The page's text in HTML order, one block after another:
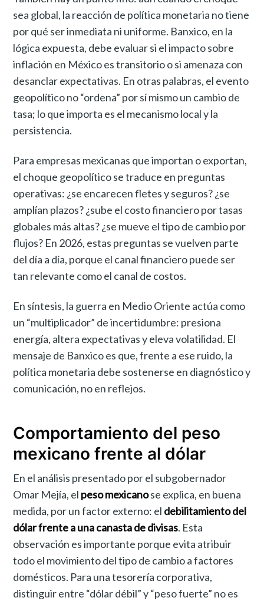
sea global, la reacción de política monetaria no tiene
por qué ser inmediata ni uniforme. Banxico, en la
lógica expuesta, debe evaluar si el impacto sobre
inflación en México es transitorio o si amenaza con
desanclar expectativas. En otras palabras, el evento
geopolítico no “ordena” por sí mismo un cambio de
tasa; lo que importa es el mecanismo local y la
persistencia.
Para empresas mexicanas que importan o exportan,
el choque geopolítico se traduce en preguntas
operativas: ¿se encarecen fletes y seguros? ¿se
amplían plazos? ¿sube el costo financiero por tasas
globales más altas? ¿se mueve el tipo de cambio por
flujos? En 2026, estas preguntas se vuelven parte
del día a día, porque el canal financiero puede ser
tan relevante como el canal de costos.
En síntesis, la guerra en Medio Oriente actúa como
un “multiplicador” de incertidumbre: presiona
energía, altera expectativas y eleva volatilidad. El
mensaje de Banxico es que, frente a ese ruido, la
política monetaria debe sostenerse en diagnóstico y
comunicación, no en reflejos.
Comportamiento del peso
mexicano frente al dólar
En el análisis presentado por el subgobernador
Omar Mejía, el peso mexicanose explica, en buena
medida, por un factor externo: el debilitamiento del
dólar frente a una canasta de divisas. Esta
observación es importante porque evita atribuir
todo el movimiento del tipo de cambio a factores
domésticos. Para una tesorería corporativa,
distinguir entre “dólar débil” y “peso fuerte” no es